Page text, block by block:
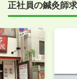
正社員の鍼灸師